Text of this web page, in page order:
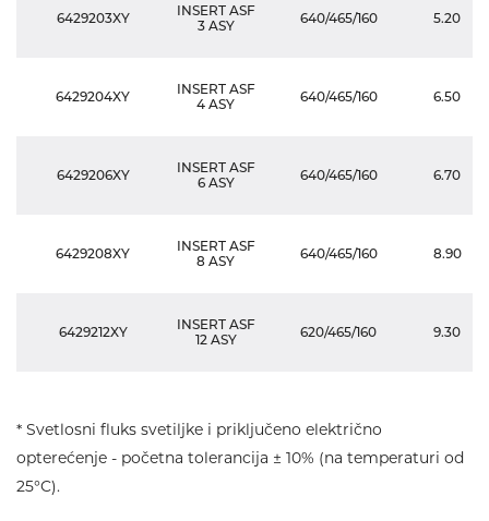
6429203XY
INSERT ASF
3 ASY
640/465/160 5.20
6429204XY
INSERT ASF
4 ASY
640/465/160 6.50
6429206XY
INSERT ASF
6 ASY
640/465/160 6.70
6429208XY
INSERT ASF
8 ASY
640/465/160 8.90
6429212XY
INSERT ASF
12 ASY
620/465/160 9.30
* Svetlosni fluks svetiljke i priključeno električno
opterećenje - početna tolerancija ± 10% (na temperaturi od
25°C).